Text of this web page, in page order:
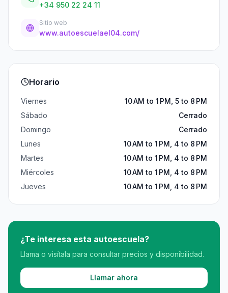
+34 950 22 24 11
Sitio web
www.autoescuelael04.com/
Horario
Viernes
10 AM to 1 PM, 5 to 8 PM
Sábado
Cerrado
Domingo
Cerrado
Lunes
10 AM to 1 PM, 4 to 8 PM
Martes
10 AM to 1 PM, 4 to 8 PM
Miércoles
10 AM to 1 PM, 4 to 8 PM
Jueves
10 AM to 1 PM, 4 to 8 PM
¿Te interesa esta autoescuela?
Llama o visítala para consultar precios y disponibilidad.
Llamar ahora